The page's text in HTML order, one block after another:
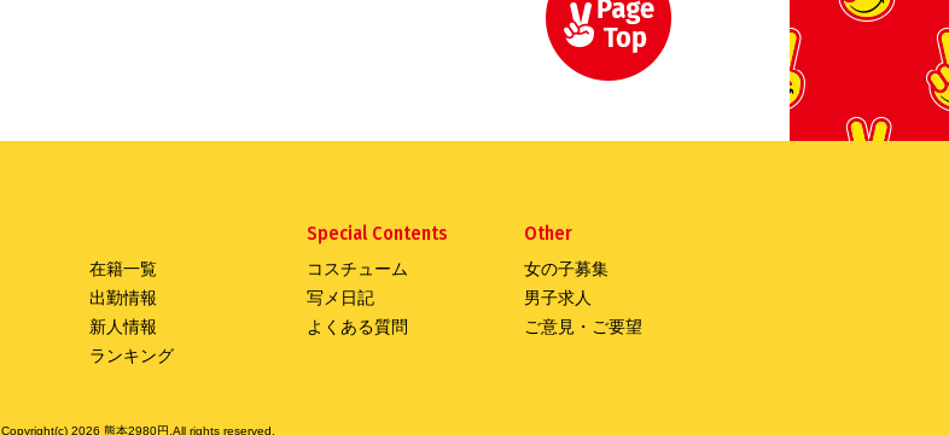
在籍一覧
出勤情報
新人情報
ランキング
Special Contents
コスチューム
写メ日記
よくある質問
Other
女の子募集
男子求人
ご意見・ご要望
Copyright(c) 2026 熊本2980円.All rights reserved.